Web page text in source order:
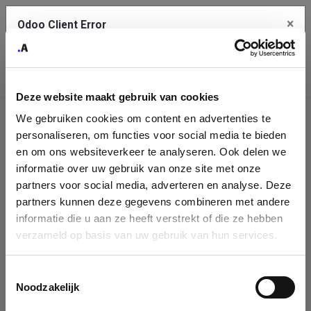
Deze website maakt gebruik van cookies
We gebruiken cookies om content en advertenties te
personaliseren, om functies voor social media te bieden
en om ons websiteverkeer te analyseren. Ook delen we
informatie over uw gebruik van onze site met onze
partners voor social media, adverteren en analyse. Deze
partners kunnen deze gegevens combineren met andere
informatie die u aan ze heeft verstrekt of die ze hebben
verzameld op basis van uw gebruik van hun services.
Noodzakelijk
Company
Identification
Please fill in your company details
You can search a company in our database by name, VAT or
enterprise ID. When a company is selected it will auto-complete the
form. If you don't find your company in our database, you can create
Odoo Client Error ×
service.
See details
Ok